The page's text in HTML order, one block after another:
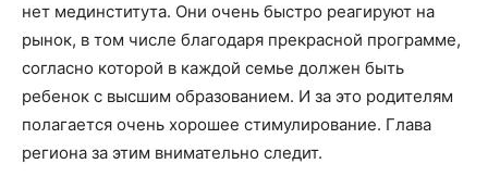
нет мединститута. Они очень быстро реагируют на
рынок, в том числе благодаря прекрасной программе,
согласно которой в каждой семье должен быть
ребенок с высшим образованием. И за это родителям
полагается очень хорошее стимулирование. Глава
региона за этим внимательно следит.